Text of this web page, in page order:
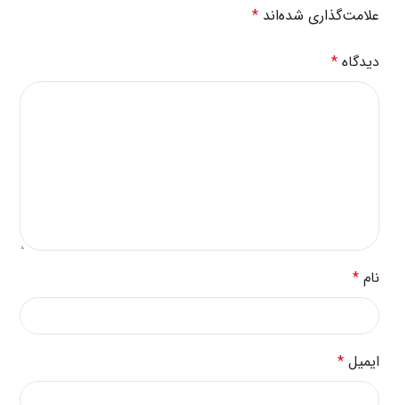
علامت‌گذاری شده‌اند*
دیدگاه*
نام*
ایمیل*